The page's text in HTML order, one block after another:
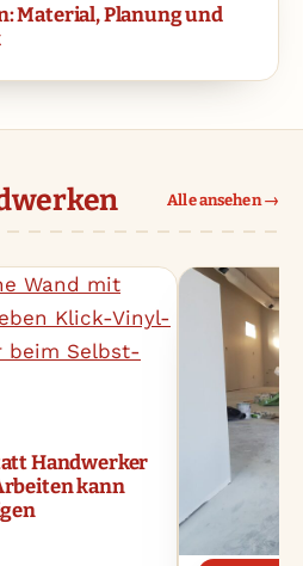
Material, Planung und
Alle ansehen →
Handwerker
kann